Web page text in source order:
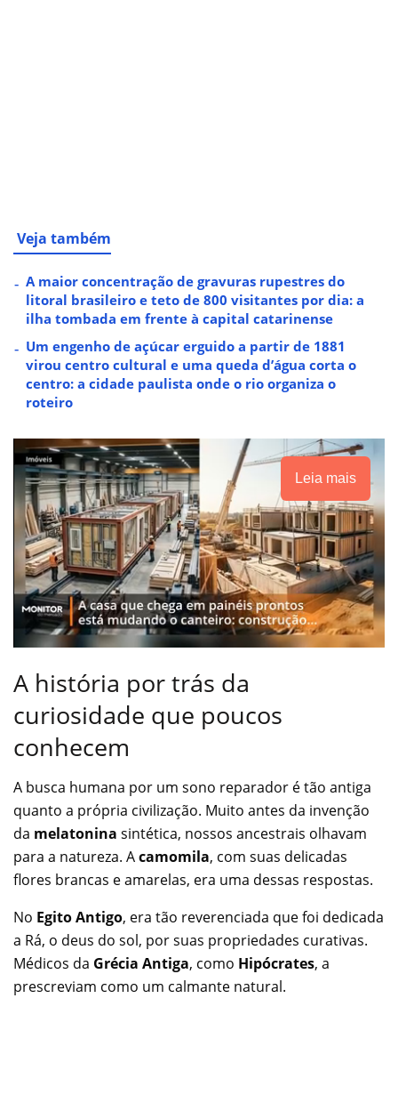
Veja também
A maior concentração de gravuras rupestres do
litoral brasileiro e teto de 800 visitantes por dia: a
ilha tombada em frente à capital catarinense
Um engenho de açúcar erguido a partir de 1881
virou centro cultural e uma queda d’água corta o
centro: a cidade paulista onde o rio organiza o
roteiro
Leia mais
A história por trás da
curiosidade que poucos
conhecem
A busca humana por um sono reparador é tão antiga
quanto a própria civilização. Muito antes da invenção
da melatonina sintética, nossos ancestrais olhavam
para a natureza. Acamomila, com suas delicadas
flores brancas e amarelas, era uma dessas respostas.
No Egito Antigo, era tão reverenciada que foi dedicada
a Rá, o deus do sol, por suas propriedades curativas.
Médicos da Grécia Antiga, como Hipócrates, a
prescreviam como um calmante natural.